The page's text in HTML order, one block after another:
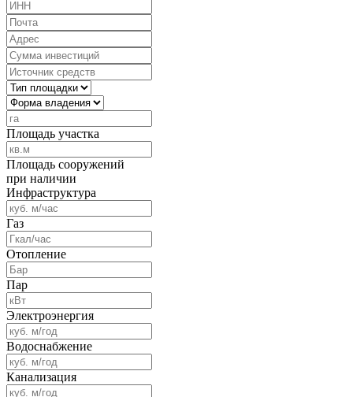
Площадь участка
Площадь сооружений
при наличии
Инфраструктура
Газ
Отопление
Пар
Электроэнергия
Водоснабжение
Канализация